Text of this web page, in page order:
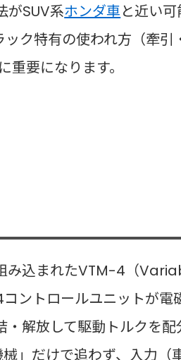
がSUV系ホンダ車と近い
ク特有の使われ方（牽引
要になります。
み込まれたVTM-4（
トロールユニットが電
解放して駆動トルクを配
」だけで追わず、入力（